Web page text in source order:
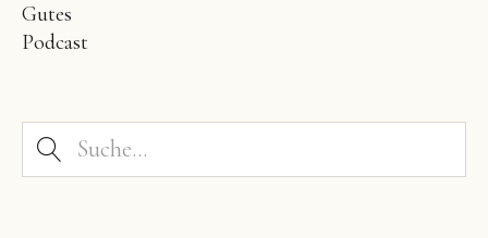
Gutes
Podcast